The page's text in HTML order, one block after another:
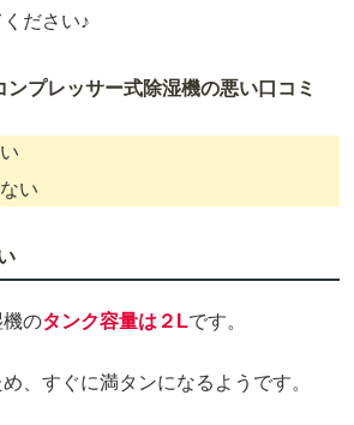
ださい♪
ンプレッサー式除湿機の悪い口コミ
い
機のタンク容量は２Lです。
、すぐに満タンになるようです。